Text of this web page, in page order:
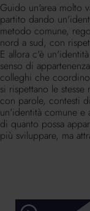
Guido un'area molto
partito dando
metodo comune,
nord a sud, con
E allora c'è
senso di
colleghi che
si rispettano le
con parole, contesti
un'identità comune e
di quanto possa
più sviluppare, ma